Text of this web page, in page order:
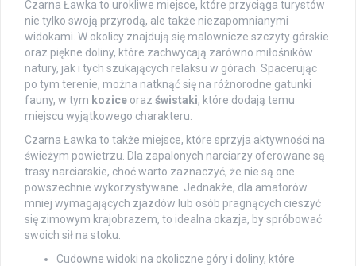
Czarna Ławka to urokliwe miejsce, które przyciąga turystów
nie tylko swoją przyrodą, ale także niezapomnianymi
widokami. W okolicy znajdują się malownicze szczyty górskie
oraz piękne doliny, które zachwycają zarówno miłośników
natury, jak i tych szukających relaksu w górach. Spacerując
po tym terenie, można natknąć się na różnorodne gatunki
fauny, w tym kozice oraz świstaki, które dodają temu
miejscu wyjątkowego charakteru.
Czarna Ławka to także miejsce, które sprzyja aktywności na
świeżym powietrzu. Dla zapalonych narciarzy oferowane są
trasy narciarskie, choć warto zaznaczyć, że nie są one
powszechnie wykorzystywane. Jednakże, dla amatorów
mniej wymagających zjazdów lub osób pragnących cieszyć
się zimowym krajobrazem, to idealna okazja, by spróbować
swoich sił na stoku.
Cudowne widoki na okoliczne góry i doliny, które